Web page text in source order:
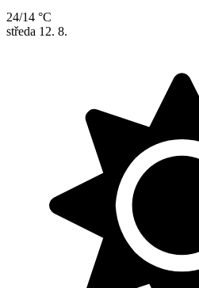
24/14 °C
středa 12. 8.